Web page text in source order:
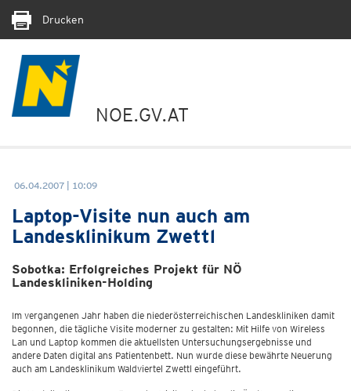
Drucken
NOE.GV.AT
06.04.2007 | 10:09
Laptop-Visite nun auch am
Landesklinikum Zwettl
Sobotka: Erfolgreiches Projekt für NÖ
Landeskliniken-Holding
Im vergangenen Jahr haben die niederösterreichischen Landeskliniken damit
begonnen, die tägliche Visite moderner zu gestalten: Mit Hilfe von Wireless
Lan und Laptop kommen die aktuellsten Untersuchungsergebnisse und
andere Daten digital ans Patientenbett. Nun wurde diese bewährte Neuerung
auch am Landesklinikum Waldviertel Zwettl eingeführt.